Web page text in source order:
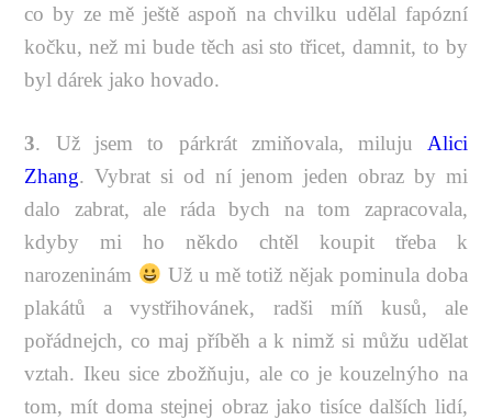
co by ze mě ještě aspoň na chvilku udělal fapózní
kočku, než mi bude těch asi sto třicet, damnit, to by
byl dárek jako hovado.
3. Už jsem to párkrát zmiňovala, miluju Alici
Zhang. Vybrat si od ní jenom jeden obraz by mi
dalo zabrat, ale ráda bych na tom zapracovala,
kdyby mi ho někdo chtěl koupit třeba k
narozeninám
Už u mě totiž nějak pominula doba
plakátů a vystřihovánek, radši míň kusů, ale
pořádnejch, co maj příběh a k nimž si můžu udělat
vztah. Ikeu sice zbožňuju, ale co je kouzelnýho na
tom, mít doma stejnej obraz jako tisíce dalších lidí,